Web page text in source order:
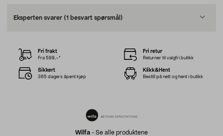
Eksperten svarer (1 besvart spørsmål)
Wilfa - Se alle produktene
Fri frakt
Fra 599,–*
Fri retur
Returner til valgfri butikk
Sikkert
365 dagers åpent kjøp
Klikk&Hent
Bestill på nett og hent i butikk